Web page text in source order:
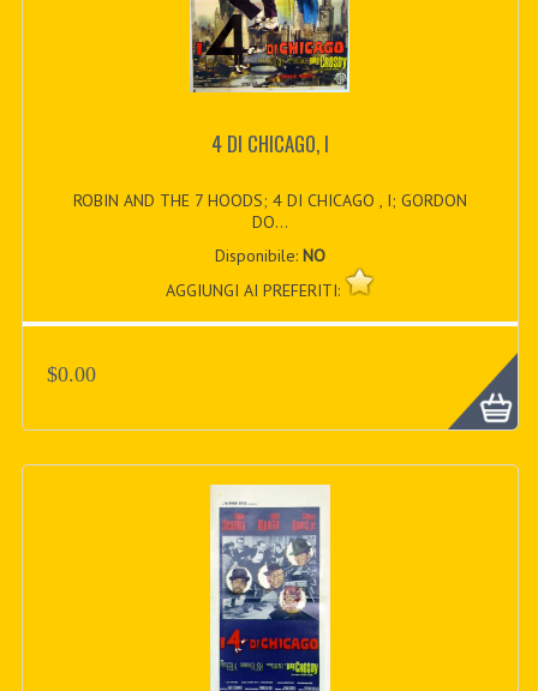
4 DI CHICAGO, I
ROBIN AND THE 7 HOODS; 4 DI CHICAGO , I; GORDON
DO...
Disponibile: NO
AGGIUNGI AI PREFERITI:
$0.00